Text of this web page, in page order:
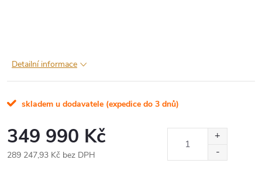
Detailní informace
skladem u dodavatele (expedice do 3 dnů)
349 990 Kč
289 247,93 Kč bez DPH